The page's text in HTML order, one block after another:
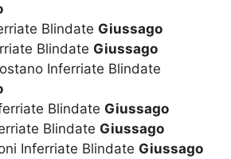
Blindate Giussago
Blindate Giussago
Inferriate Blindate
Blindate Giussago
Blindate Giussago
Inferriate Blindate Giussago